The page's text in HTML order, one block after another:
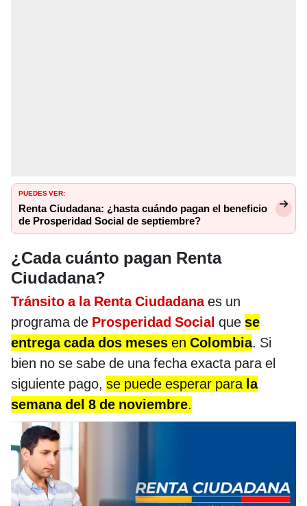
PUEDES VER:
Renta Ciudadana: ¿hasta cuándo pagan el beneficio
de Prosperidad Social de septiembre?
¿Cada cuánto pagan Renta
Ciudadana?
Tránsito a la Renta Ciudadanaes un
programa de Prosperidad Social que se
entrega cada dos meses en Colombia. Si
bien no se sabe de una fecha exacta para el
siguiente pago, se puede esperar para la
semana del 8 de noviembre.